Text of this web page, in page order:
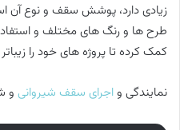
زیادی دارد، پوشش سقف و نوع آن
طرح ها و رنگ های مختلف و استفاده
کمک کرده تا پروژه های خود را
نمایندگی واجرای سقف شیروانی و